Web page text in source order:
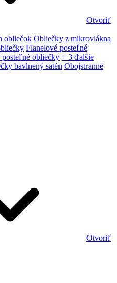
Otvoriť
obliečok Obliečky z mikrovlákna
Flanelové posteľné
posteľné obliečky + 3 ďalšie
bavlnený satén Obojstranné
Otvoriť